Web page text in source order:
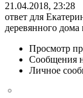
21.04.2018, 23:28
ответ для
деревянного
Просмотр
Сообщения
Личное